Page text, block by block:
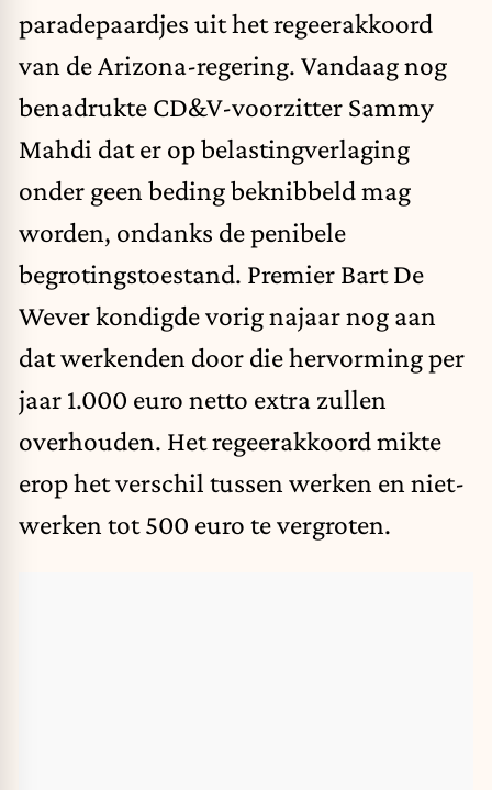
paradepaardjes uit het regeerakkoord
van de Arizona-regering. Vandaag nog
benadrukte CD&V-voorzitter Sammy
Mahdi dat er op belastingverlaging
onder geen beding beknibbeld mag
worden, ondanks de penibele
begrotingstoestand. Premier Bart De
Wever kondigde vorig najaar nog aan
dat werkenden door die hervorming per
jaar 1.000 euro netto extra zullen
overhouden. Het regeerakkoord mikte
erop het verschil tussen werken en niet-
werken tot 500 euro te vergroten.